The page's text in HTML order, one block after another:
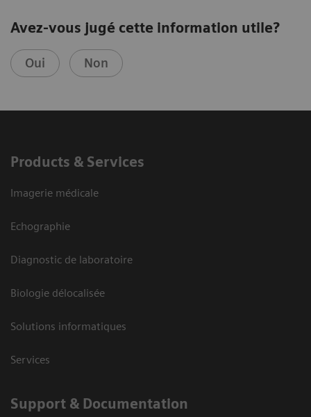
Avez-vous jugé cette information utile?
Oui Non
Products & Services
Imagerie médicale
Echographie
Diagnostic de laboratoire
Biologie délocalisée
Solutions informatiques
Services
Support & Documentation